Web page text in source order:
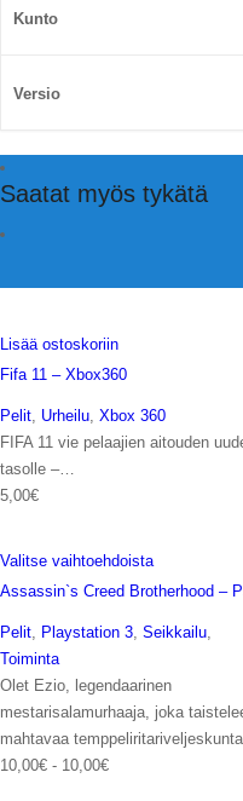
Kunto
Versio
Saatat myös tykätä
Lisää ostoskoriin
Fifa 11 – Xbox360
Pelit, Urheilu, Xbox 360
FIFA 11 vie pelaajien aitouden
tasolle –…
5,00€
Valitse vaihtoehdoista
Assassin`s Creed Brotherhood –
Pelit, Playstation 3, Seikkailu,
Toiminta
Olet Ezio, legendaarinen
mestarisalamurhaaja, joka
mahtavaa
10,00€ - 10,00€